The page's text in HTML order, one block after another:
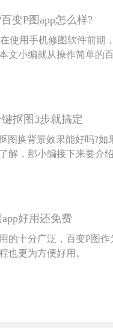
变P图app怎么样?
使用手机修图软件前期
文小编就从操作简单的
抠图3步就搞定
图换背景效果能好吗?如
解，那小编接下来要介
好用还免费
的十分广泛，百变P图
也更为方便好用。